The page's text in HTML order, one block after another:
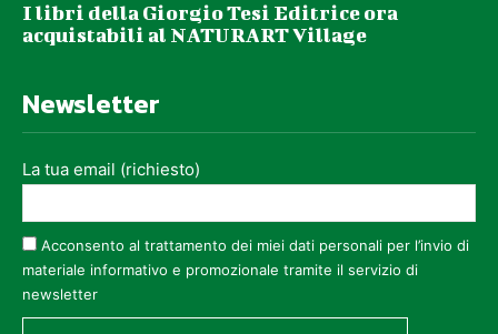
I libri della Giorgio Tesi Editrice ora
acquistabili al NATURART Village
Newsletter
La tua email (richiesto)
Acconsento al trattamento dei miei dati personali per l’invio di
materiale informativo e promozionale tramite il servizio di
newsletter